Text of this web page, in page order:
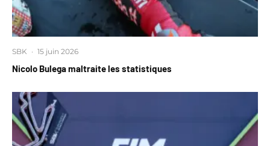
SBK · 15 juin 2026
Nicolo Bulega maltraite les statistiques